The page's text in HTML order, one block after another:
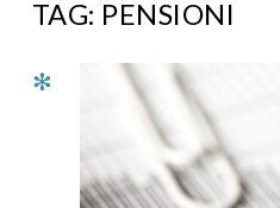
TAG: PENSIONI